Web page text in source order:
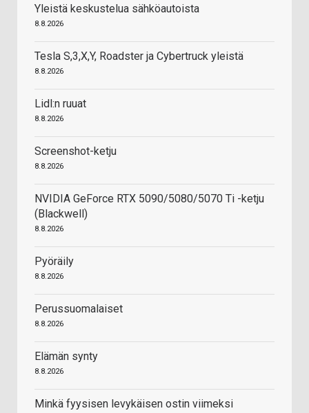
Yleistä keskustelua sähköautoista
8.8.2026
Tesla S,3,X,Y, Roadster ja Cybertruck yleistä
8.8.2026
Lidl:n ruuat
8.8.2026
Screenshot-ketju
8.8.2026
NVIDIA GeForce RTX 5090/5080/5070 Ti -ketju
(Blackwell)
8.8.2026
Pyöräily
8.8.2026
Perussuomalaiset
8.8.2026
Elämän synty
8.8.2026
Minkä fyysisen levykäisen ostin viimeksi